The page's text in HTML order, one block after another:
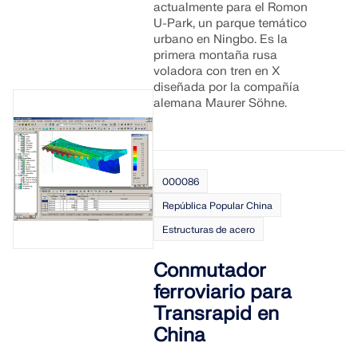
actualmente para el Romon
U-Park, un parque temático
urbano en Ningbo. Es la
primera montaña rusa
voladora con tren en X
diseñada por la compañía
alemana Maurer Söhne.
000086
República Popular China
Estructuras de acero
Conmutador
ferroviario para
Transrapid en
China